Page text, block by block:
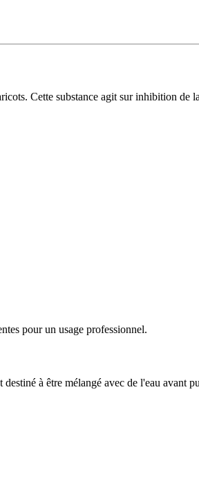
Cette substance agit sur inhibition de
pour un usage professionnel.
à être mélangé avec de l'eau avant